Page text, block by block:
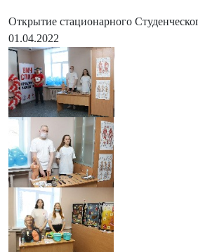
Открытие стационарного
01.04.2022